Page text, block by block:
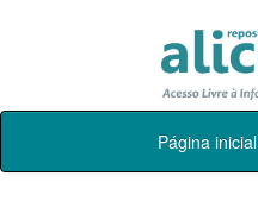
Skip
Página inicial